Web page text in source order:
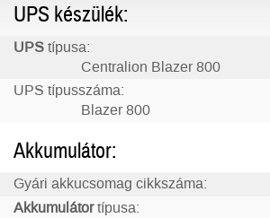
UPS készülék:
UPS típusa:
Centralion Blazer 800
UPS típusszáma:
Blazer 800
Akkumulátor:
Gyári akkucsomag cikkszáma:
Akkumulátortípusa: